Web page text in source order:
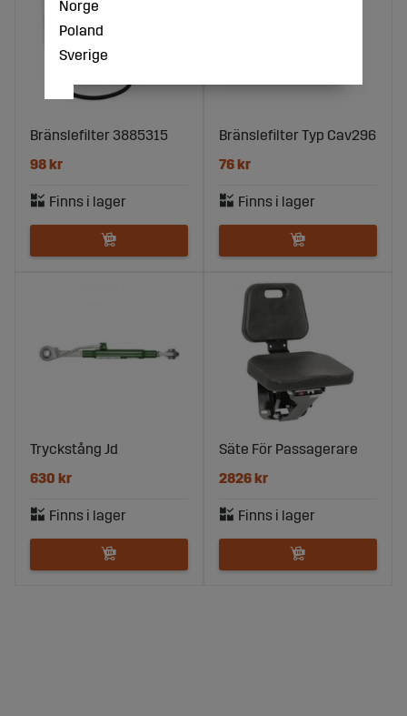
Bränslefilter 3885315
98 kr
Bränslefilter Typ Cav296
76 kr
Tryckstång Jd
630 kr
Säte För Passagerare
2826 kr
Norge
Poland
Sverige